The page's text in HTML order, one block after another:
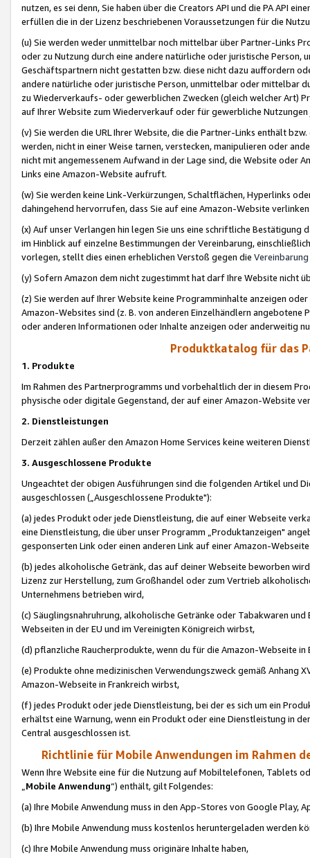
nutzen, es sei denn, Sie haben über die Creators API und die PA API
erfüllen die in der Lizenz beschriebenen Voraussetzungen für die
(u) Sie werden weder unmittelbar noch mittelbar über Partner-Links
oder zu Nutzung durch eine andere natürliche oder juristische
Geschäftspartnern nicht gestatten bzw. diese nicht dazu auffordern
andere natürliche oder juristische Person, unmittelbar oder mittelbar
zu Wiederverkaufs- oder gewerblichen Zwecken (gleich welcher Art)
auf Ihrer Website zum Wiederverkauf oder für gewerbliche
(v) Sie werden die URL Ihrer Website, die die Partner-Links enthält
werden, nicht in einer Weise tarnen, verstecken, manipulieren oder
nicht mit angemessenem Aufwand in der Lage sind, die Website oder
Links eine Amazon-Website aufruft.
(w) Sie werden keine Link-Verkürzungen, Schaltflächen, Hyperlinks
dahingehend hervorrufen, dass Sie auf eine Amazon-Website
(x) Auf unser Verlangen hin legen Sie uns eine schriftliche
im Hinblick auf einzelne Bestimmungen der Vereinbarung,
vorlegen, stellt dies einen erheblichen Verstoß gegen die Vereinbarung
(y) Sofern Amazon dem nicht zugestimmt hat darf Ihre Website nicht
(z) Sie werden auf Ihrer Website keine Programminhalte anzeigen
Amazon-Websites sind (z. B. von anderen Einzelhändlern
oder anderen Informationen oder Inhalte anzeigen oder anderweitig
Produktkatalog für das
1. Produkte
Im Rahmen des Partnerprogramms und vorbehaltlich der in diesem
physische oder digitale Gegenstand, der auf einer Amazon-Website
2. Dienstleistungen
Derzeit zählen außer den Amazon Home Services keine weiteren
3. Ausgeschlossene Produkte
Ungeachtet der obigen Ausführungen sind die folgenden Artikel und
ausgeschlossen („Ausgeschlossene Produkte"):
(a) jedes Produkt oder jede Dienstleistung, die auf einer Webseite
eine Dienstleistung, die über unser Programm „Produktanzeigen"
gesponserten Link oder einen anderen Link auf einer Amazon-
(b) jedes alkoholische Getränk, das auf deiner Webseite beworben
Lizenz zur Herstellung, zum Großhandel oder zum Vertrieb
Unternehmens betrieben wird,
(c) Säuglingsnahruhrung, alkoholische Getränke oder Tabakwaren
Webseiten in der EU und im Vereinigten Königreich wirbst,
(d) pflanzliche Raucherprodukte, wenn du für die Amazon-Webseite in
(e) Produkte ohne medizinischen Verwendungszweck gemäß Anhang
Amazon-Webseite in Frankreich wirbst,
(f) jedes Produkt oder jede Dienstleistung, bei der es sich um ein
erhältst eine Warnung, wenn ein Produkt oder eine Dienstleistung in
Central ausgeschlossen ist.
Richtlinie für Mobile Anwendungen im Rahmen
Wenn Ihre Website eine für die Nutzung auf Mobiltelefonen, Tablets
„Mobile Anwendung“) enthält, gilt Folgendes:
(a) Ihre Mobile Anwendung muss in den App-Stores von Google Play,
(b) Ihre Mobile Anwendung muss kostenlos heruntergeladen werden
(c) Ihre Mobile Anwendung muss originäre Inhalte haben,